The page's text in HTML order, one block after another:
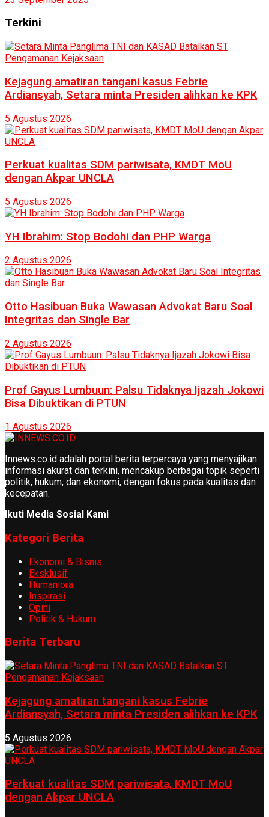
Terkini
Kejagung amatiran tangani kasus Febrie
Ardiansyah, Setara minta Presiden alihkan ke KPK
5 Agustus 2026
Perkuat kualitas SDM pariwisata, KMDT MoU
dengan Akpar UNCLA
5 Agustus 2026
YH Ibrahim: Stop Bodohi dan PHP Warga
2 Agustus 2026
Otto Hasibuan Buka Wawasan Advokat Baru Soal
Integritas dan Single Bar
2 Agustus 2026
Prof Gayus Lumbuun: Palsu Tidaknya Ijazah Jokowi
Bisa Dibuktikan di PTUN
1 Agustus 2026
Innews.co.id adalah portal berita terpercaya yang menyajikan
informasi akurat dan terkini, mencakup berbagai topik seperti
politik, hukum, dan ekonomi, dengan fokus pada kualitas dan
kecepatan.
Ikuti Media Sosial Kami
Kategori Berita
Ekonomi & Bisnis
Eksklusif
Humaniora
Inspirasi
Opini
Politik & Hukum
Berita Terbaru
Kejagung amatiran tangani kasus Febrie
Ardiansyah, Setara minta Presiden alihkan ke KPK
5 Agustus 2026
Perkuat kualitas SDM pariwisata, KMDT MoU
dengan Akpar UNCLA